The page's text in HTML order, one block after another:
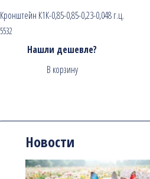
Кронштейн К1К-0,85-0,85-0,23-0,048 г.ц.
5532
Нашли дешевле?
В корзину
Новости